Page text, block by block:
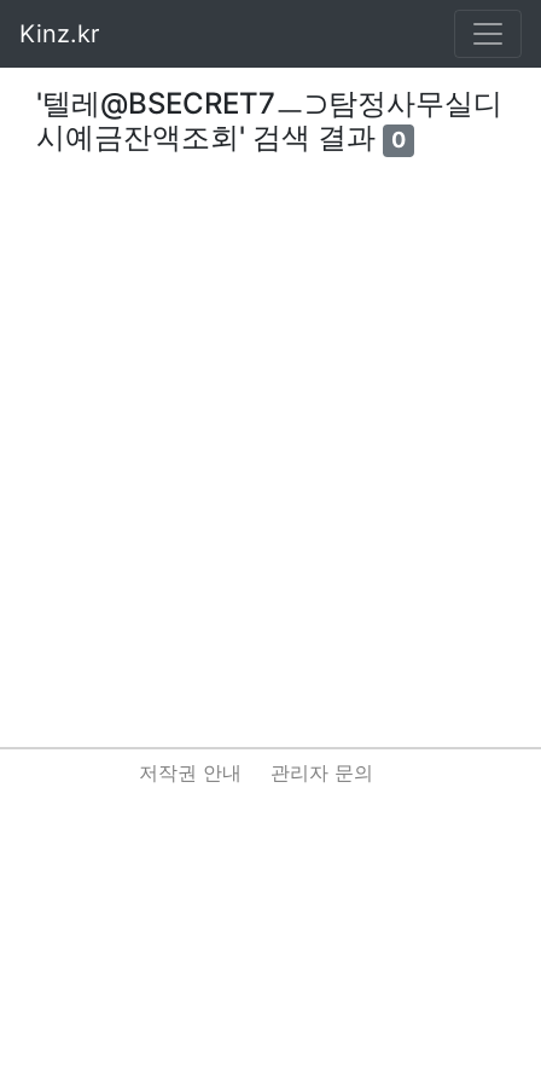
Kinz.kr
'텔레@BSECRET7ㅡ⊃탐정사무실디
시예금잔액조회' 검색 결과
0
저작권 안내 관리자 문의